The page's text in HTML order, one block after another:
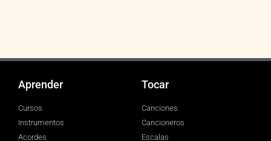
Aprender
Cursos
Instrumentos
Acordes
Tocar
Canciones
Cancioneros
Escalas